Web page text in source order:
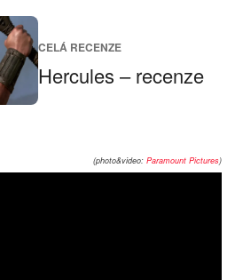
CELÁ RECENZE
Hercules – recenze
(photo&video: Paramount Pictures)